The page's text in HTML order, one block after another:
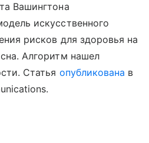
Вашингтона
искусственного
рисков для здоровья на
Алгоритм нашел
Статья опубликована в